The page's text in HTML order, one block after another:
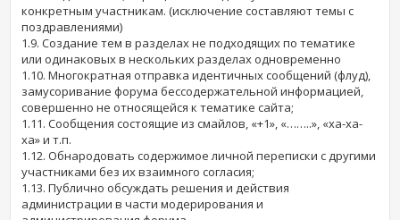
конкретным участникам. (исключение составляют темы с
поздравлениями)
1.9. Создание тем в разделах не подходящих по тематике
или одинаковых в нескольких разделах одновременно
1.10. Многократная отправка идентичных сообщений (флуд),
замусоривание форума бессодержательной информацией,
совершенно не относящейся к тематике сайта;
1.11. Сообщения состоящие из смайлов, «+1», «……..», «ха-ха-
ха» и т.п.
1.12. Обнародовать содержимое личной переписки с другими
участниками без их взаимного согласия;
1.13. Публично обсуждать решения и действия
администрации в части модерирования и